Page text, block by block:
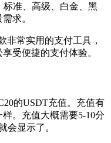
标准、高级、白金、黑
求。
非常实用的支付工具，
受便捷的支付体验。
的USDT充值。充值有
。充值大概需要5-10分
会显示了。